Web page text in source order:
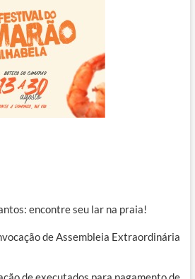
encontre seu lar na praia!
de Assembleia Extraordinária